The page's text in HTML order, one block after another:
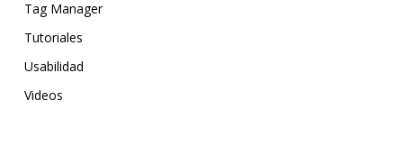
Tag Manager
Tutoriales
Usabilidad
Videos